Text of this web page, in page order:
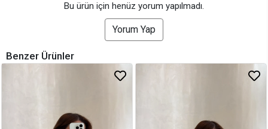
Bu ürün için henüz yorum yapılmadı.
Yorum Yap
Benzer Ürünler